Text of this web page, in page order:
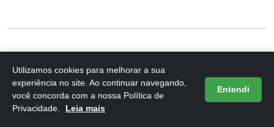
6. Triomax Treonato 3x 60 Cáp
Magnésio Dimalato Cloreto Quelato
Utilizamos cookies para melhorar a sua
experiência no site. Ao continuar navegando,
você concorda com a nossa Política de
Privacidade.
Leia mais
Entendi